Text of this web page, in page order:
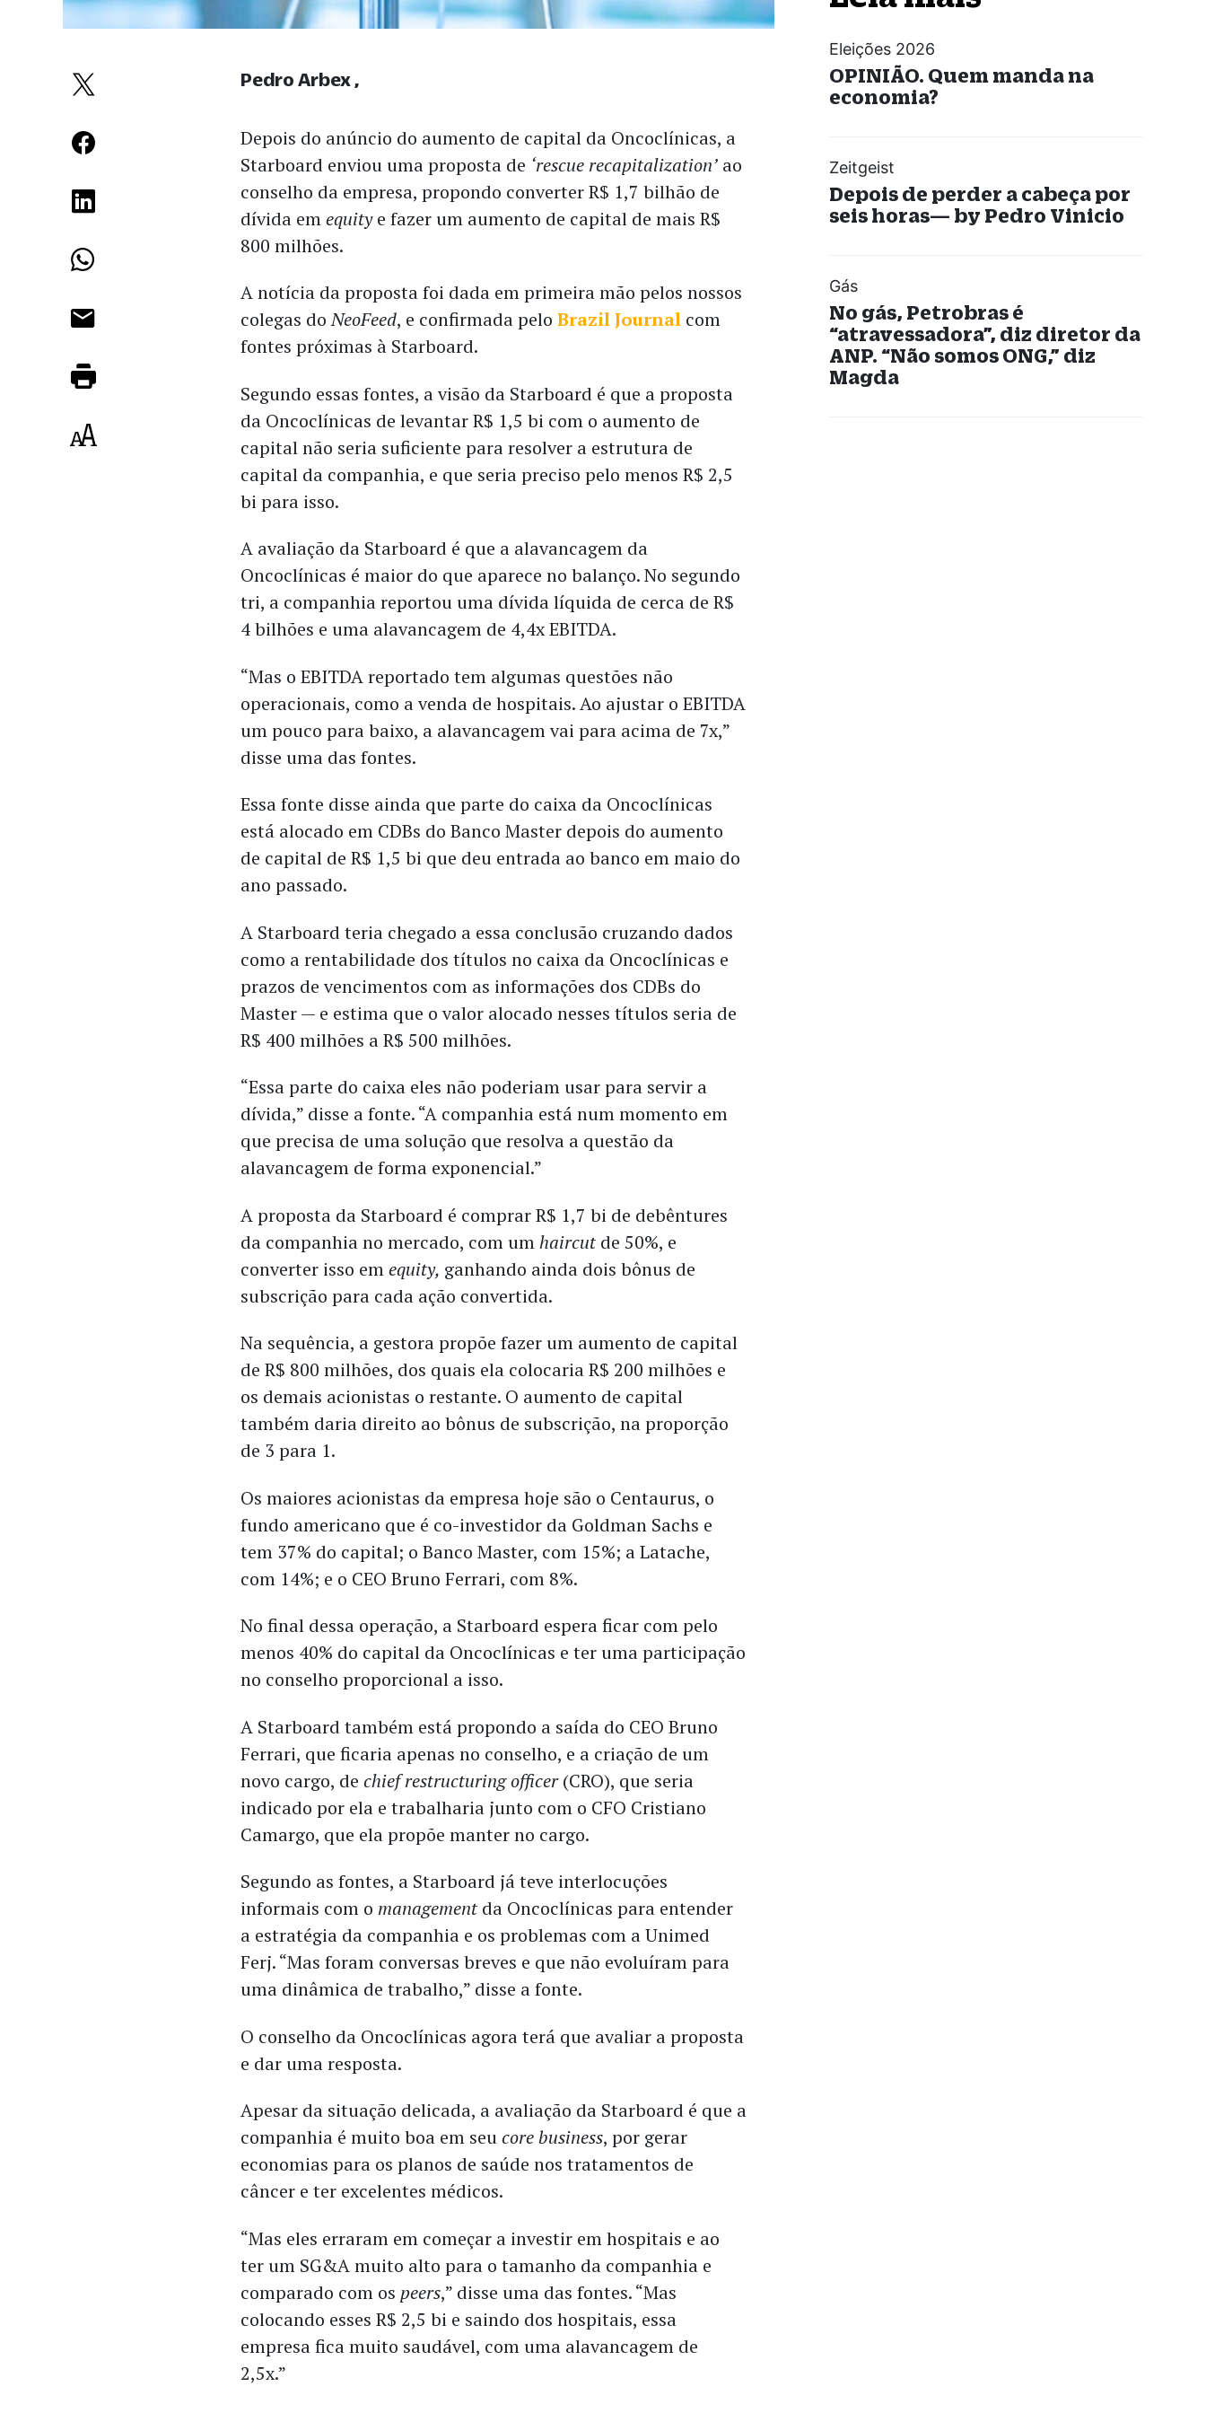
Depois do anúncio do aumento de capital da Oncoclínicas, a
Starboard enviou uma proposta de ‘rescue recapitalization’ ao
conselho da empresa, propondo converter R$ 1,7 bilhão de
dívida emequitye fazer um aumento de capital de mais R$
800 milhões.
A notícia da proposta foi dada em primeira mão pelos nossos
colegas doNeoFeed, e confirmada peloBrazil Journal com
fontes próximas à Starboard.
Segundo essas fontes, a visão da Starboard é que a proposta
da Oncoclínicas de levantar R$ 1,5 bi com o aumento de
capital não seria suficiente para resolver a estrutura de
capital da companhia, e que seria preciso pelo menos R$ 2,5
bi para isso.
A avaliação da Starboard é que a alavancagem da
Oncoclínicas é maior do que aparece no balanço. No segundo
tri, a companhia reportou uma dívida líquida de cerca de R$
4 bilhões e uma alavancagem de 4,4x EBITDA.
“Mas o EBITDA reportado tem algumas questões não
operacionais, como a venda de hospitais. Ao ajustar o EBITDA
um pouco para baixo, a alavancagem vai para acima de 7x,”
disse uma das fontes.
Essa fonte disse ainda que parte do caixa da Oncoclínicas
está alocado em CDBs do Banco Master depois do aumento
de capital de R$ 1,5 bi que deu entrada ao banco em maio do
ano passado.
A Starboard teria chegado a essa conclusão cruzando dados
como a rentabilidade dos títulos no caixa da Oncoclínicas e
prazos de vencimentos com as informações dos CDBs do
Master — e estima que o valor alocado nesses títulos seria de
R$ 400 milhões a R$ 500 milhões.
“Essa parte do caixa eles não poderiam usar para servir a
dívida,” disse a fonte. “A companhia está num momento em
que precisa de uma solução que resolva a questão da
alavancagem de forma exponencial.”
A proposta da Starboard é comprar R$ 1,7 bi de debêntures
da companhia no mercado, com umhaircut de 50%, e
converter isso emequity, ganhando ainda dois bônus de
subscrição para cada ação convertida.
Na sequência, a gestora propõe fazer um aumento de capital
de R$ 800 milhões, dos quais ela colocaria R$ 200 milhões e
os demais acionistas o restante. O aumento de capital
também daria direito ao bônus de subscrição, na proporção
de 3 para 1.
Os maiores acionistas da empresa hoje são o Centaurus, o
fundo americano que é co-investidor da Goldman Sachs e
tem 37% do capital; o Banco Master, com 15%; a Latache,
com 14%; e o CEO Bruno Ferrari, com 8%.
No final dessa operação, a Starboard espera ficar com pelo
menos 40% do capital da Oncoclínicas e ter uma participação
no conselho proporcional a isso.
A Starboard também está propondo a saída do CEO Bruno
Ferrari, que ficaria apenas no conselho, e a criação de um
novo cargo, dechief restructuring officer(CRO), que seria
indicado por ela e trabalharia junto com o CFO Cristiano
Camargo, que ela propõe manter no cargo.
Segundo as fontes, a Starboard já teve interlocuções
informais com o management da Oncoclínicas para entender
a estratégia da companhia e os problemas com a Unimed
Ferj. “Mas foram conversas breves e que não evoluíram para
uma dinâmica de trabalho,” disse a fonte.
O conselho da Oncoclínicas agora terá que avaliar a proposta
e dar uma resposta.
Apesar da situação delicada, a avaliação da Starboard é que a
companhia é muito boa em seucore business, por gerar
economias para os planos de saúde nos tratamentos de
câncer e ter excelentes médicos.
“Mas eles erraram em começar a investir em hospitais e ao
ter um SG&A muito alto para o tamanho da companhia e
comparado com os peers,” disse uma das fontes. “Mas
colocando esses R$ 2,5 bi e saindo dos hospitais, essa
empresa fica muito saudável, com uma alavancagem de
2,5x.”
Pedro Arbex
Eleições 2026
OPINIÃO. Quem manda na
economia?
Zeitgeist
Depois de perder a cabeça por
seis horas— by Pedro Vinicio
Gás
No gás, Petrobras é
“atravessadora”, diz diretor da
ANP. “Não somos ONG,” diz
Magda